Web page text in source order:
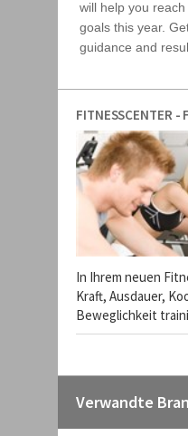
FITNESSCENTER -
In Ihrem neuen
Kraft, Ausdauer,
Beweglichkeit
Verwandte